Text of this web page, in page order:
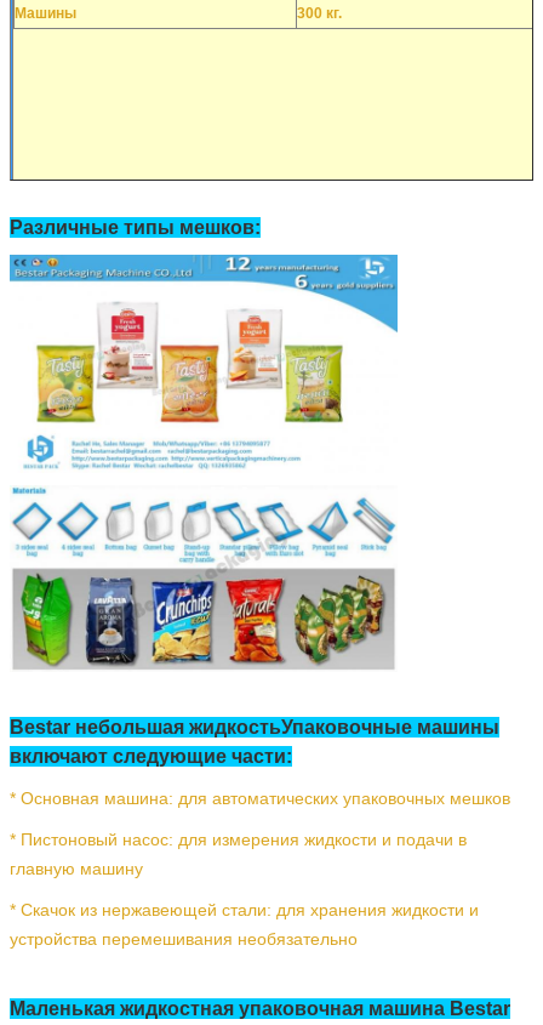
Машины
300 кг.
Различные типы мешков:
Bestar небольшая жидкостьУпаковочные машины
включают следующие части:
* Основная машина: для автоматических упаковочных мешков
* Пистоновый насос: для измерения жидкости и подачи в
главную машину
* Скачок из нержавеющей стали: для хранения жидкости и
устройства перемешивания необязательно
Маленькая жидкостная упаковочная машина Bestar